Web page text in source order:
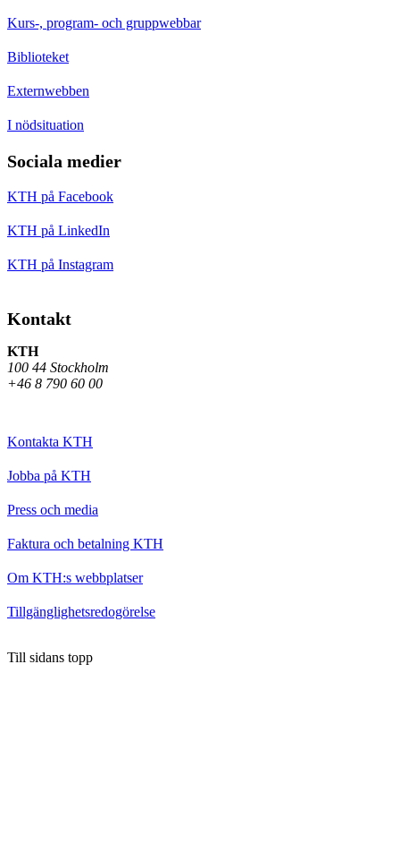
Kurs-, program- och gruppwebbar
Biblioteket
Externwebben
I nödsituation
Sociala medier
KTH på Facebook
KTH på LinkedIn
KTH på Instagram
Kontakt
KTH
100 44 Stockholm
+46 8 790 60 00
Kontakta KTH
Jobba på KTH
Press och media
Faktura och betalning KTH
Om KTH:s webbplatser
Tillgänglighetsredogörelse
Till sidans topp